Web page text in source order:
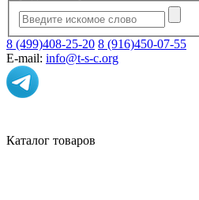
8 (499)408-25-20 8 (916)450-07-55
E-mail: info@t-s-c.org
Каталог товаров